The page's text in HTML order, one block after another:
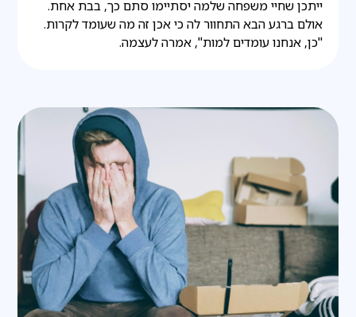
ייתכן שחיי משפחה שלמה יסתיימו סתם כך, בבת אחת.
אולם ברגע הבא התחוור לה כי אכן זה מה שעומד לקרות.
"כן, אנחנו עומדים למות", אמרה לעצמה.